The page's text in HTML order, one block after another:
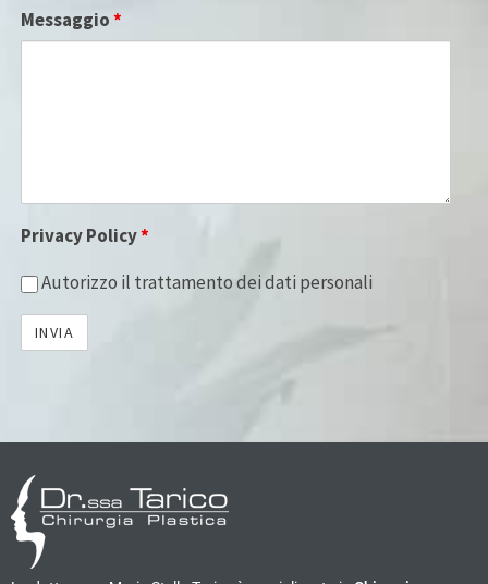
Messaggio*
Privacy Policy*
Autorizzo il trattamento dei dati personali